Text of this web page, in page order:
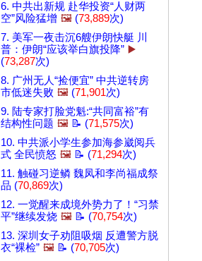
6. 中共出新规 赴华投资“人财两
空”风险猛增 🖼️ (73,889次)
7. 美军一夜击沉6艘伊朗快艇 川
普：伊朗“应该举白旗投降” ▶️
(73,287次)
8. 广州无人“捡便宜” 中共逆转房
市低迷失败 🖼️ (71,901次)
9. 陆专家打脸党魁:“共同富裕”有
结构性问题 🖼️ 📝 (71,575次)
10. 中共派小学生参加海参崴阅兵
式 全民愤怒 🖼️ 📝 (71,294次)
11. 触碰习逆鳞 魏凤和李尚福成祭
品 (70,869次)
12. 一觉醒来成境外势力了！“习禁
平”继续发烧 🖼️ 📝 (70,754次)
13. 深圳女子劝阻吸烟 反遭警方脱
衣“裸检” 🖼️ 📝 (70,705次)